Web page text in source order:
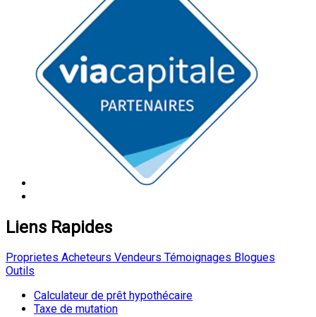
Liens Rapides
Proprietes Acheteurs Vendeurs Témoignages Blogues
Outils
Calculateur de prêt hypothécaire
Taxe de mutation